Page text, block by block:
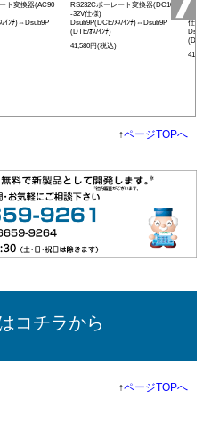
ト変換器(AC90
/ｲﾝﾁ)⇔Dsub9P
RS232Cボーレート変換器(DC10
-32V仕様)
Dsub9P(DCE/ﾒｽ/ｲﾝﾁ)⇔Dsub9P
(DTE/ｵｽ/ｲﾝﾁ)
41,580円(税込)
リ
仕
↑ページTOPへ
コチラから
↑ページTOPへ